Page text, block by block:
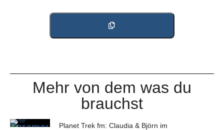
Mehr von dem was du
brauchst
Planet Trek fm: Claudia & Björn im